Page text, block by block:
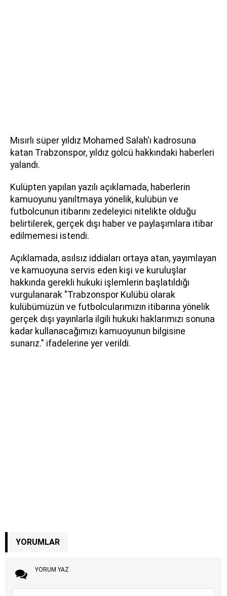
Mısırlı süper yıldız Mohamed Salah'ı kadrosuna
katan Trabzonspor, yıldız golcü hakkındaki haberleri
yalandı.
Kulüpten yapılan yazılı açıklamada, haberlerin
kamuoyunu yanıltmaya yönelik, kulübün ve
futbolcunun itibarını zedeleyici nitelikte olduğu
belirtilerek, gerçek dışı haber ve paylaşımlara itibar
edilmemesi istendi.
Açıklamada, asılsız iddiaları ortaya atan, yayımlayan
ve kamuoyuna servis eden kişi ve kuruluşlar
hakkında gerekli hukuki işlemlerin başlatıldığı
vurgulanarak "Trabzonspor Kulübü olarak
kulübümüzün ve futbolcularımızın itibarına yönelik
gerçek dışı yayınlarla ilgili hukuki haklarımızı sonuna
kadar kullanacağımızı kamuoyunun bilgisine
sunarız." ifadelerine yer verildi.
YORUMLAR
YORUM YAZ